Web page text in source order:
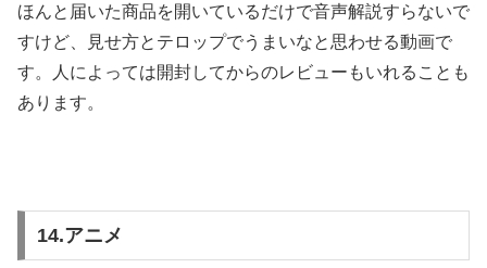
ほんと届いた商品を開いているだけで音声解説すらないで
すけど、見せ方とテロップでうまいなと思わせる動画で
す。人によっては開封してからのレビューもいれることも
あります。
14.アニメ